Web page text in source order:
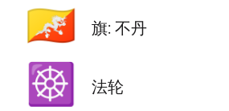
🇧🇹 旗: 不丹
☸️ 法轮